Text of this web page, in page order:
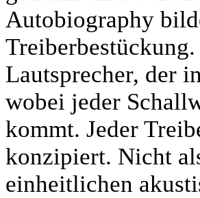
Autobiography
Lautsprecher, der
wobei jeder
kommt. Jeder
konzipiert. Nicht
einheitlichen